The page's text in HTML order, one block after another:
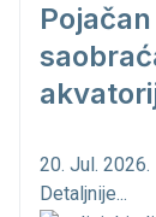
20. Jul. 2026.
Detaljnije...